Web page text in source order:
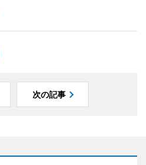
次の記事